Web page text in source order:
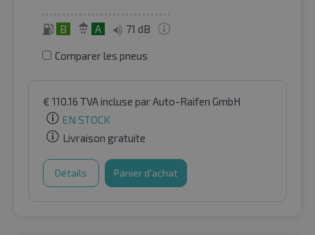
B A 71 dB
Comparer les pneus
€ 110.16 TVA incluse par Auto-Raifen GmbH
EN STOCK
Livraison gratuite
Détails Panier d'achat